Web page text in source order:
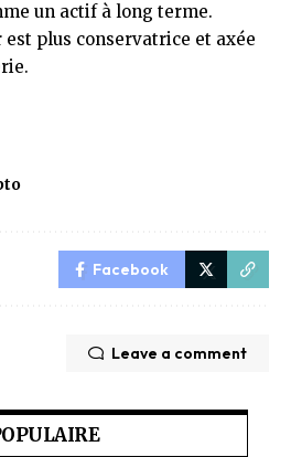
un actif à long terme.
est plus conservatrice et axée
Facebook
Leave a comment